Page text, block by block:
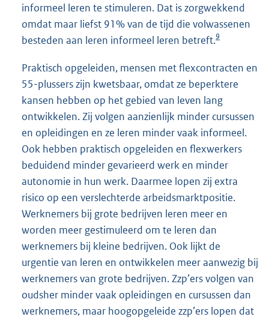
informeel leren te stimuleren. Dat is zorgwekkend
omdat maar liefst 91% van de tijd die volwassenen
besteden aan leren informeel leren betreft.9
Praktisch opgeleiden, mensen met flexcontracten en
55-plussers zijn kwetsbaar, omdat ze beperktere
kansen hebben op het gebied van leven lang
ontwikkelen. Zij volgen aanzienlijk minder cursussen
en opleidingen en ze leren minder vaak informeel.
Ook hebben praktisch opgeleiden en flexwerkers
beduidend minder gevarieerd werk en minder
autonomie in hun werk. Daarmee lopen zij extra
risico op een verslechterde arbeidsmarktpositie.
Werknemers bij grote bedrijven leren meer en
worden meer gestimuleerd om te leren dan
werknemers bij kleine bedrijven. Ook lijkt de
urgentie van leren en ontwikkelen meer aanwezig bij
werknemers van grote bedrijven. Zzp’ers volgen van
oudsher minder vaak opleidingen en cursussen dan
werknemers, maar hoogopgeleide zzp’ers lopen dat